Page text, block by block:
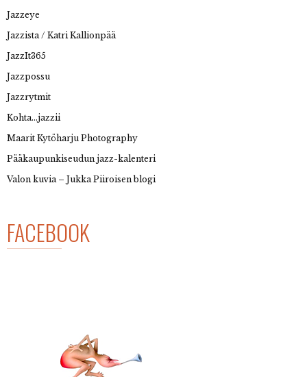
Jazzeye
Jazzista / Katri Kallionpää
JazzIt365
Jazzpossu
Jazzrytmit
Kohta…jazzii
Maarit Kytöharju Photography
Pääkaupunkiseudun jazz-kalenteri
Valon kuvia – Jukka Piiroisen blogi
FACEBOOK